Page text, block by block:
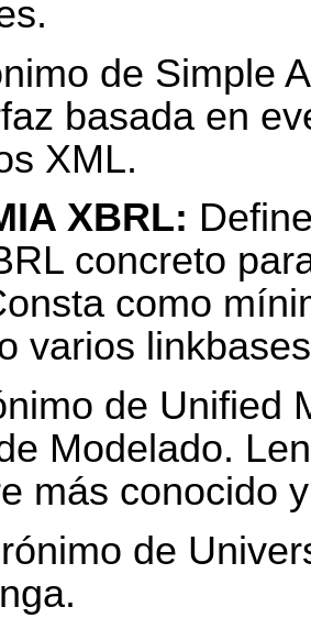
de Simple
basada en
XML.
XBRL:
concreto
como
varios
de Unified
Modelado.
más conocido
de